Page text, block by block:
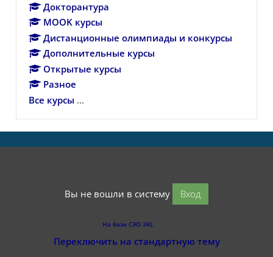
Докторантура
MOOK курсы
Дистанционные олимпиады и конкурсы
Дополнительные курсы
Открытые курсы
Разное
Все курсы ...
Вы не вошли в систему Вход
На базе СЭО 3KL
Переключить на стандартную тему